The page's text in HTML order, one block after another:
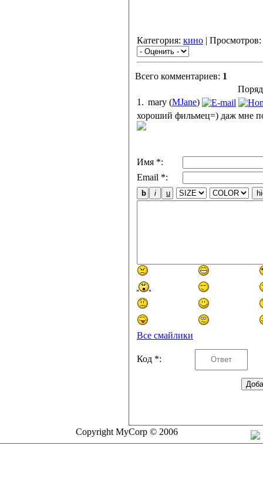
Категория: кино |
Всего комментариев: 1
1. mary (MJane)
хороший фильмец=) даж мне
Имя *:
Email *:
Все смайлики
Код *:
Copyright MyCorp © 2006